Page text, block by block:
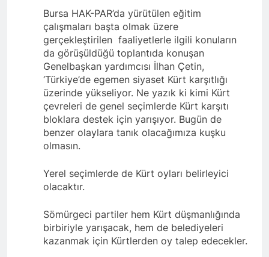
etti.
Kızıltepe ilçe kongresi
yapıldı.
1 Yıl Ago
*Halkımızı kendi ulusal
talepleri etrafında
birleşmeye çağırıyoruz.*
HAK-PAR Parti Meclisi 12
Nisan 2025 tarihinde Ankara
genel merkezde toplanarak
gündemindeki konuları
görüştü ve aşağıdaki
açıklamayı kamuoyu ile
paylaşmayı kararlaştırdı.
1 Yıl Ago
HAK-PAR Mersin il örgütü
Newrozu coşkulu bir
etkinlikle kutladı
1 Yıl Ago
1 Yıl Ago
HAKLARININ TESLİM
EDİLDİĞİ ADİL BİR DÜZEN
BAYRAMINIZI
KUTLUYORUZ!
1 Yıl Ago
Halepçe Soykırımının
Yaraları, Ulusal Birlik ve
Kürdistan’ın Özgürlüğüyle
1 Yıl Ago
Ahmed el Şara ve Mazlum
Abdi’nin imzaladığı
anlaşma, Kürtlerin kolektif
Bursa HAK-PAR’da yürütülen eğitim
çalışmaları başta olmak üzere
gerçekleştirilen faaliyetlerle ilgili konuların
da görüşüldüğü toplantıda konuşan
Genelbaşkan yardımcısı İlhan Çetin,
‘Türkiye’de egemen siyaset Kürt karşıtlığı
üzerinde yükseliyor. Ne yazık ki kimi Kürt
çevreleri de genel seçimlerde Kürt karşıtı
bloklara destek için yarışıyor. Bugün de
benzer olaylara tanık olacağımıza kuşku
olmasın.
Yerel seçimlerde de Kürt oyları belirleyici
olacaktır.
Sömürgeci partiler hem Kürt düşmanlığında
birbiriyle yarışacak, hem de belediyeleri
kazanmak için Kürtlerden oy talep edecekler.